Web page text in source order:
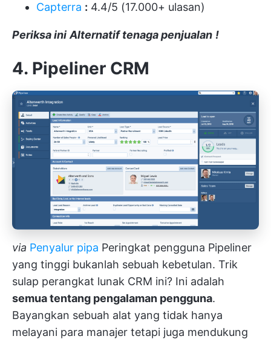
Capterra : 4.4/5 (17.000+ ulasan)
Periksa ini Alternatif tenaga penjualan !
4. Pipeliner CRM
via Penyalur pipa Peringkat pengguna Pipeliner
yang tinggi bukanlah sebuah kebetulan. Trik
sulap perangkat lunak CRM ini? Ini adalah
semua tentang pengalaman pengguna.
Bayangkan sebuah alat yang tidak hanya
melayani para manajer tetapi juga mendukung